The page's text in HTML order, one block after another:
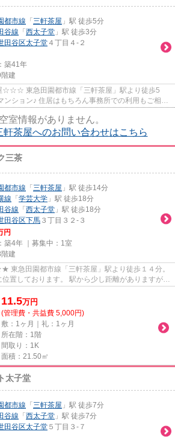
都市線 「 三軒茶屋 」駅 徒歩5分
谷線 「 西太子堂 」駅 徒歩3分
田谷区太子堂 ４丁目４-２
築41年
建
東急田園都市線「三軒茶屋」駅より徒歩5
ンション♪ 住居はもちろん事務所での利用もご相談
室情報がありません。
軒茶屋へのお問い合わせはこちら
三茶
都市線 「 三軒茶屋 」駅 徒歩14分
線 「 学芸大学 」駅 徒歩18分
谷線 「 西太子堂 」駅 徒歩18分
田谷区下馬 ３丁目３２-３
円
築4年 ｜募集中： 1室
建
急田園都市線「三軒茶屋」駅より徒歩１４分。
置しております。 駅から少し距離がありますが、
経由目...
11.5万円
(管理費・共益費 5,000円)
敷：1ヶ月｜礼：1ヶ月
所在階：1階
間取り：1K
面積：21.50㎡
太子堂
都市線 「 三軒茶屋 」駅 徒歩7分
谷線 「 西太子堂 」駅 徒歩7分
田谷区太子堂 ５丁目３-７